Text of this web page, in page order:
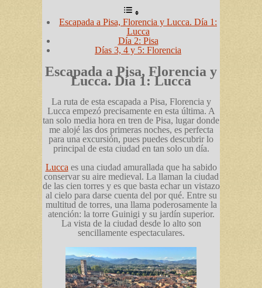
Escapada a Pisa, Florencia y Lucca. Día 1:
Lucca
Día 2: Pisa
Días 3, 4 y 5: Florencia
Escapada a Pisa, Florencia y
Lucca. Día 1: Lucca
La ruta de esta escapada a Pisa, Florencia y
Lucca empezó precisamente en esta última. A
tan solo media hora en tren de Pisa, lugar donde
me alojé las dos primeras noches, es perfecta
para una excursión, pues puedes descubrir lo
principal de esta ciudad en tan solo un día.
Lucca es una ciudad amurallada que ha sabido
conservar su aire medieval. La llaman la ciudad
de las cien torres y es que basta echar un vistazo
al cielo para darse cuenta del por qué. Entre su
multitud de torres, una llama poderosamente la
atención: la torre Guinigi y su jardín superior.
La vista de la ciudad desde lo alto son
sencillamente espectaculares.